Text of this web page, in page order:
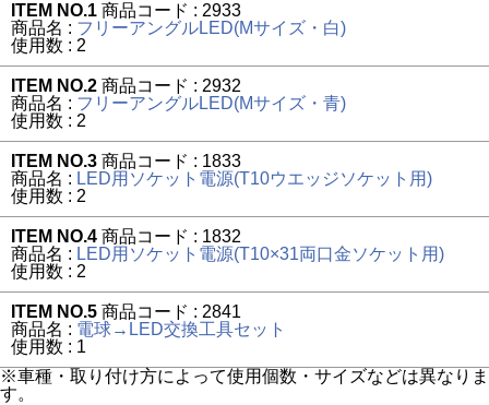
ITEM NO.1 商品コード : 2933
商品名 : フリーアングルLED(Mサイズ・白)
使用数 : 2
ITEM NO.2 商品コード : 2932
商品名 : フリーアングルLED(Mサイズ・青)
使用数 : 2
ITEM NO.3 商品コード : 1833
商品名 : LED用ソケット電源(T10ウエッジソケット用)
使用数 : 2
ITEM NO.4 商品コード : 1832
商品名 : LED用ソケット電源(T10×31両口金ソケット用)
使用数 : 2
ITEM NO.5 商品コード : 2841
商品名 : 電球→LED交換工具セット
使用数 : 1
※車種・取り付け方によって使用個数・サイズなどは異なりま
す。